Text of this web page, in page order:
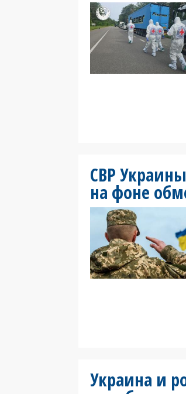
СВР
на фоне
Украина и